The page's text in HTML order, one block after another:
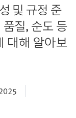
및 규정 준
질, 순도 등
대해 알아보